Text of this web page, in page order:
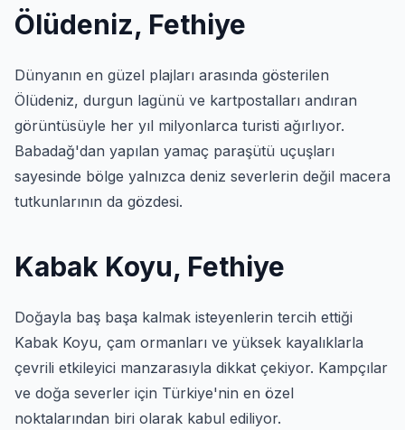
Ölüdeniz, Fethiye
Dünyanın en güzel plajları arasında gösterilen
Ölüdeniz, durgun lagünü ve kartpostalları andıran
görüntüsüyle her yıl milyonlarca turisti ağırlıyor.
Babadağ'dan yapılan yamaç paraşütü uçuşları
sayesinde bölge yalnızca deniz severlerin değil macera
tutkunlarının da gözdesi.
Kabak Koyu, Fethiye
Doğayla baş başa kalmak isteyenlerin tercih ettiği
Kabak Koyu, çam ormanları ve yüksek kayalıklarla
çevrili etkileyici manzarasıyla dikkat çekiyor. Kampçılar
ve doğa severler için Türkiye'nin en özel
noktalarından biri olarak kabul ediliyor.